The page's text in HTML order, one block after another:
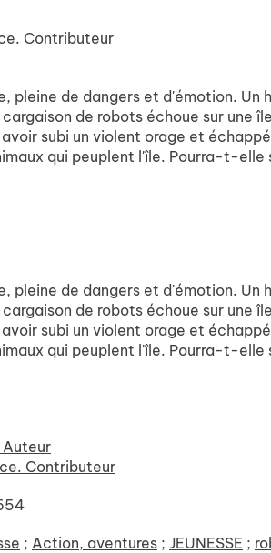
Contributeur
pleine de dangers et d'émotion. Un
de robots échoue sur une
subi un violent orage et
qui peuplent l'île. Pourra-t-
pleine de dangers et d'émotion. Un
de robots échoue sur une
subi un violent orage et
qui peuplent l'île. Pourra-t-
Auteur
Contributeur
; Action, aventures ; JEUNESSE ;